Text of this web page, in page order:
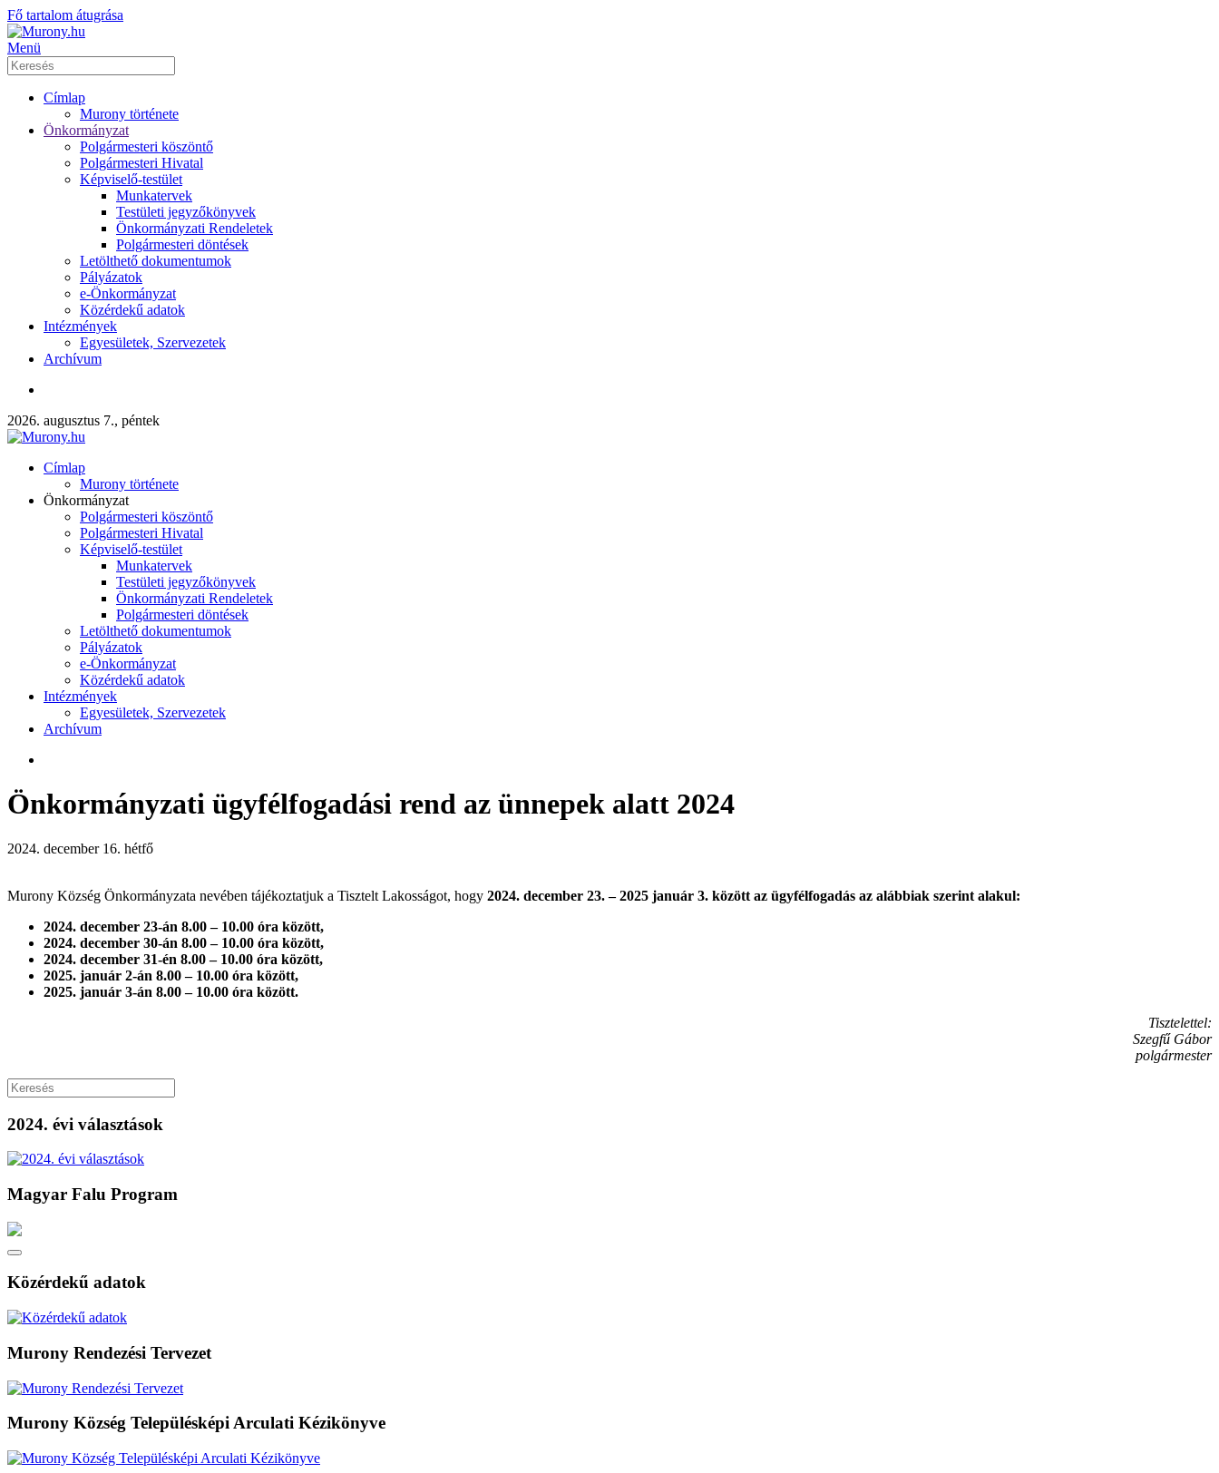
Fő tartalom átugrása
Menü
Címlap
Murony története
Önkormányzat
Polgármesteri köszöntő
Polgármesteri Hivatal
Képviselő-testület
Munkatervek
Testületi jegyzőkönyvek
Önkormányzati Rendeletek
Polgármesteri döntések
Letölthető dokumentumok
Pályázatok
e-Önkormányzat
Közérdekű adatok
Intézmények
Egyesületek, Szervezetek
Archívum
2026. augusztus 7., péntek
Címlap
Murony története
Önkormányzat
Polgármesteri köszöntő
Polgármesteri Hivatal
Képviselő-testület
Munkatervek
Testületi jegyzőkönyvek
Önkormányzati Rendeletek
Polgármesteri döntések
Letölthető dokumentumok
Pályázatok
e-Önkormányzat
Közérdekű adatok
Intézmények
Egyesületek, Szervezetek
Archívum
Önkormányzati ügyfélfogadási rend az ünnepek alatt 2024
2024. december 16. hétfő
Murony Község Önkormányzata nevében tájékoztatjuk a Tisztelt Lakosságot, hogy 2024. december 23. – 2025 január 3. között az ügyfélfogadás az alábbiak szerint alakul:
2024. december 23-án 8.00 – 10.00 óra között,
2024. december 30-án 8.00 – 10.00 óra között,
2024. december 31-én 8.00 – 10.00 óra között,
2025. január 2-án 8.00 – 10.00 óra között,
2025. január 3-án 8.00 – 10.00 óra között.
Tisztelettel:
Szegfű Gábor
polgármester
2024. évi választások
Magyar Falu Program
Közérdekű adatok
Murony Rendezési Tervezet
Murony Község Településképi Arculati Kézikönyve